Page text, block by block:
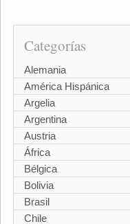
Categorías
Alemania
América Hispánica
Argelia
Argentina
Austria
África
Bélgica
Bolivia
Brasil
Chile